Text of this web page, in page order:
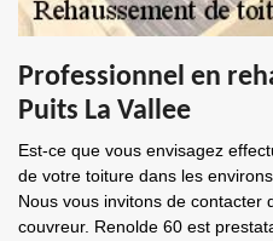
Professionnel en
Puits La Vallee
Est-ce que vous envisagez
de votre toiture dans les
Nous vous invitons de contacter
couvreur. Renolde 60 est